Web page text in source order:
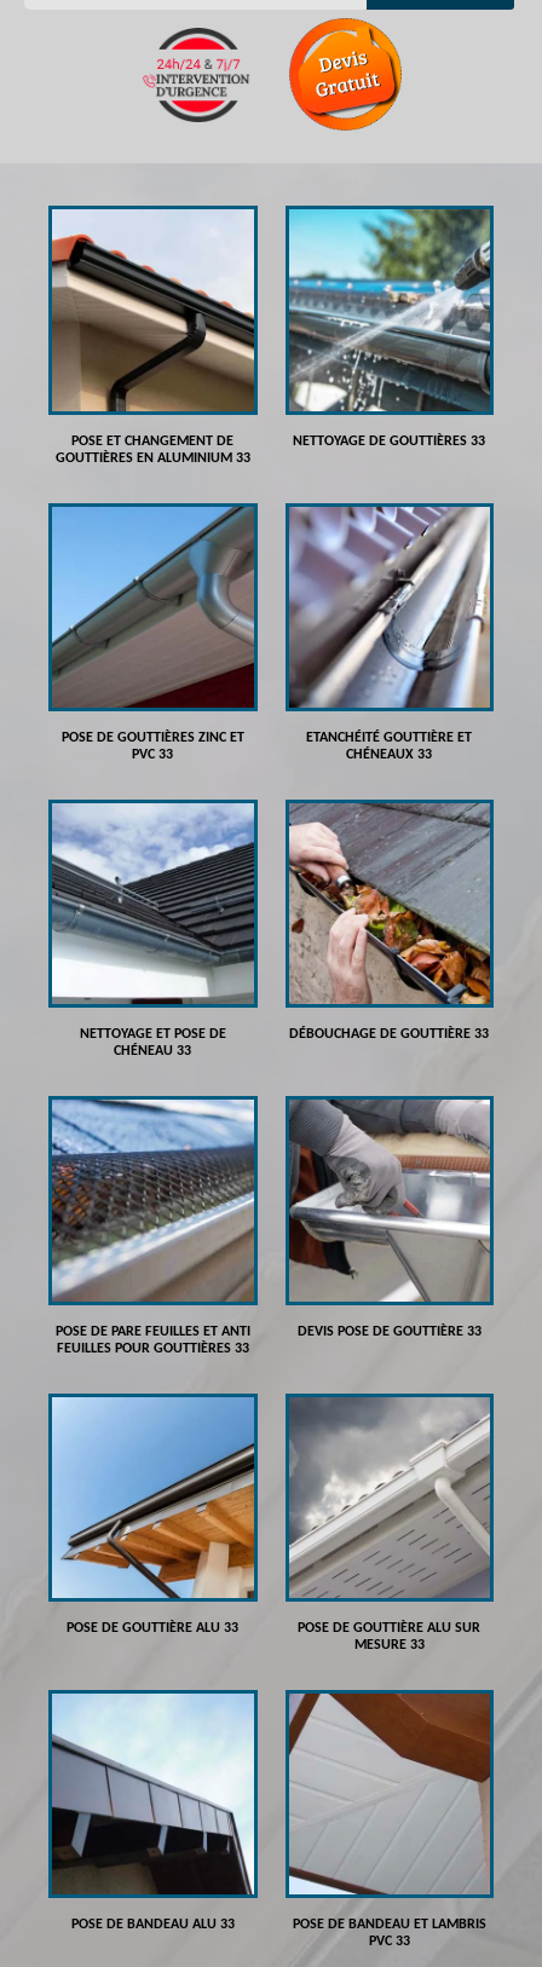
POSE ET CHANGEMENT DE
GOUTTIÈRES EN ALUMINIUM 33
NETTOYAGE DE GOUTTIÈRES 33
POSE DE GOUTTIÈRES ZINC ET
PVC 33
ETANCHÉITÉ GOUTTIÈRE ET
CHÉNEAUX 33
NETTOYAGE ET POSE DE
CHÉNEAU 33
DÉBOUCHAGE DE GOUTTIÈRE 33
POSE DE PARE FEUILLES ET ANTI
FEUILLES POUR GOUTTIÈRES 33
DEVIS POSE DE GOUTTIÈRE 33
POSE DE GOUTTIÈRE ALU 33
POSE DE GOUTTIÈRE ALU SUR
MESURE 33
POSE DE BANDEAU ALU 33
POSE DE BANDEAU ET LAMBRIS
PVC 33